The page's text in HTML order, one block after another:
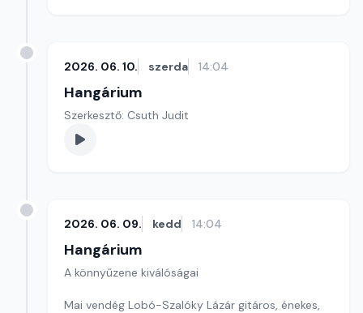
2026. 06. 10. szerda 14:04
Hangárium
Szerkesztő: Csuth Judit
2026. 06. 09. kedd 14:04
Hangárium
A könnyűzene kiválóságai
Mai vendég Lobó-Szalóky Lázár gitáros, énekes,